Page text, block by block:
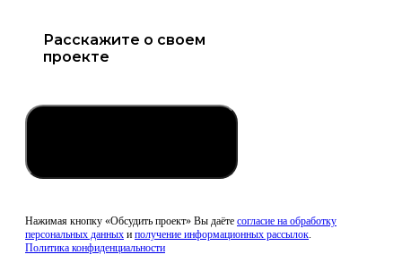
Нажимая кнопку «Обсудить проект» Вы даёте согласие на обработку
персональных данных и получение информационных рассылок.
Политика конфиденциальности